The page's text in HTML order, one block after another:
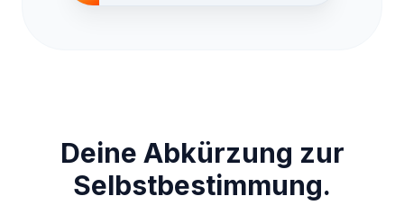
Deine Abkürzung zur
Selbstbestimmung.